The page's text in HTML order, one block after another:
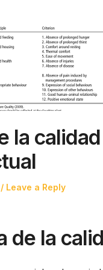
la
Leave a Reply
de la